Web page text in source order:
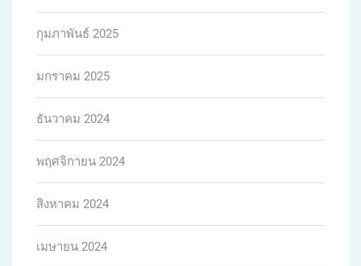
กุมภาพันธ์ 2025
มกราคม 2025
ธันวาคม 2024
พฤศจิกายน 2024
สิงหาคม 2024
เมษายน 2024